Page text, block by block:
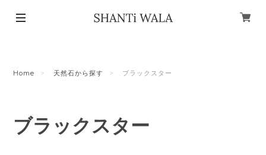
Home 天然石から探す ブラックスター
ブラックスター